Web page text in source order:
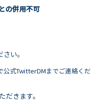
の併用不可
い。
式TwitterDMまでご連絡くだ
きます。